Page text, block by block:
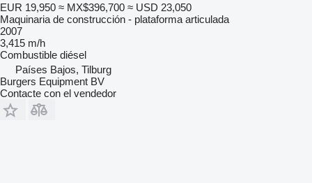
EUR 19,950 ≈ MX$396,700 ≈ USD 23,050
Maquinaria de construcción - plataforma articulada
2007
3,415 m/h
Combustible diésel
Países Bajos, Tilburg
Burgers Equipment BV
Contacte con el vendedor